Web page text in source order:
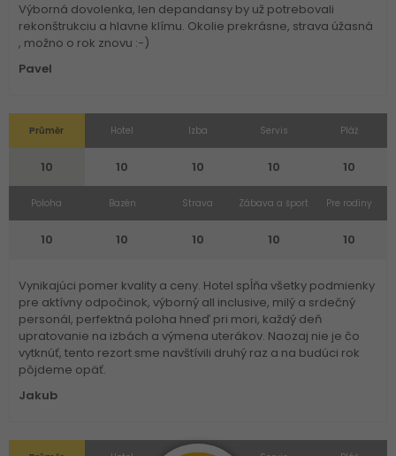
Výborná dovolenka, len depandansy by už potrebovali
rekonštrukciu a hlavne klímu. Okolie prekrásne, strava úžasná
, možno o rok znovu :-)
Pavel
Průměr
10
Hotel
10
Izba
10
Servis
10
Pláž
10
Poloha
10
Bazén
10
Strava
10
Zábava a šport
10
Pre rodiny
10
Vynikajúci pomer kvality a ceny. Hotel spĺňa všetky podmienky
pre aktívny odpočinok, výborný all inclusive, milý a srdečný
personál, perfektná poloha hneď pri mori, každý deň
upratovanie na izbách a výmena uterákov. Naozaj nie je čo
vytknúť, tento rezort sme navštívili druhý raz a na budúci rok
pôjdeme opäť.
Jakub